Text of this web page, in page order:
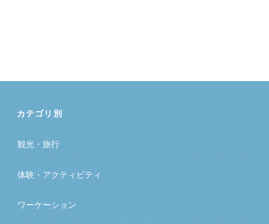
カテゴリ別
観光・旅行
体験・アクティビティ
ワーケーション